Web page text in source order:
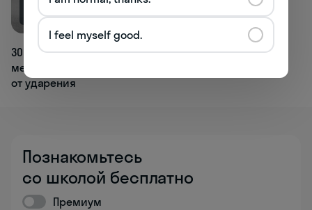
10.2K
30+ английских слов, которые
меняют значение в зависимости
от ударения
Познакомьтесь
со школой бесплатно
Премиум
I feel myself good.